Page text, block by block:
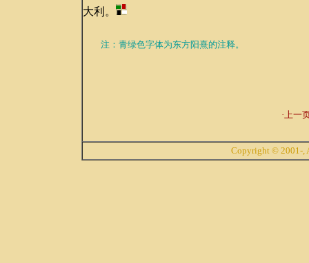
大利。
注：青绿色字体为东方阳熹的注释。
·上一
Copyright © 2001-,